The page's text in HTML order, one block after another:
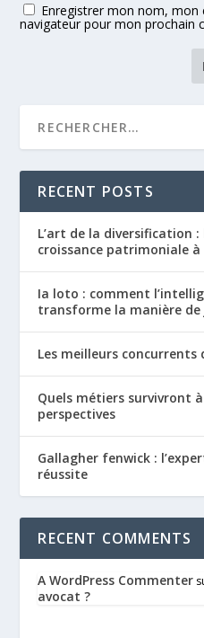
Enregistrer mon nom,
navigateur pour mon prochain
RECENT POSTS
L’art de la diversification
croissance patrimoniale
Ia loto : comment
transforme la manière de
Les meilleurs concurrents
Quels métiers survivront à
perspectives
Gallagher fenwick :
réussite
RECENT COMMENTS
A WordPress Commenter
avocat ?